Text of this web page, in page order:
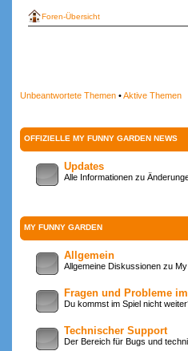
Foren-Übersicht
Unbeantwortete Themen •Aktive Themen
OFFIZIELLE MY FUNNY GARDEN NEWS
Updates
Alle Informationen zu
MY FUNNY GARDEN
Allgemein
Allgemeine Diskussionen zu
Fragen und Probleme
Du kommst im Spiel nicht
Technischer Support
Der Bereich für Bugs und